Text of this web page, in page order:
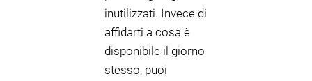
inutilizzati. Invece di
affidarti a cosa è
disponibile il giorno
stesso, puoi